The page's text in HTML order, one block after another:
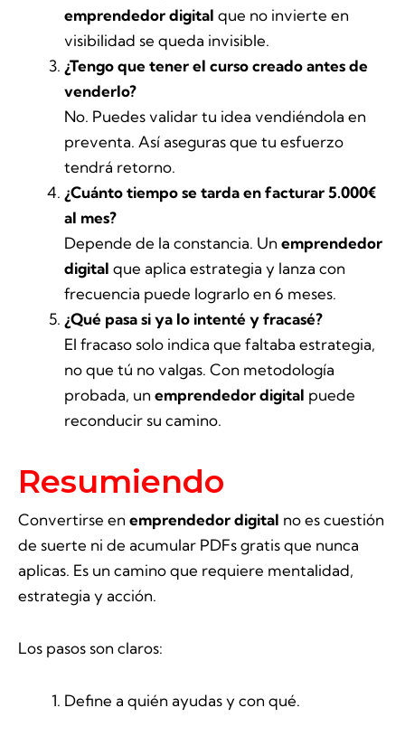
emprendedor digital que no invierte en
visibilidad se queda invisible.
¿Tengo que tener el curso creado antes de
venderlo?
No. Puedes validar tu idea vendiéndola en
preventa. Así aseguras que tu esfuerzo
tendrá retorno.
¿Cuánto tiempo se tarda en facturar 5.000€
al mes?
Depende de la constancia. Un emprendedor
digital que aplica estrategia y lanza con
frecuencia puede lograrlo en 6 meses.
¿Qué pasa si ya lo intenté y fracasé?
El fracaso solo indica que faltaba estrategia,
no que tú no valgas. Con metodología
probada, un emprendedor digital puede
reconducir su camino.
Resumiendo
Convertirse en emprendedor digital no es cuestión
de suerte ni de acumular PDFs gratis que nunca
aplicas. Es un camino que requiere mentalidad,
estrategia y acción.
Los pasos son claros:
Define a quién ayudas y con qué.